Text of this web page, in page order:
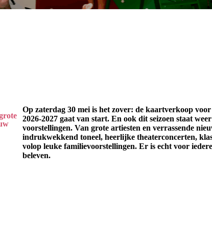
Op zaterdag 30 mei is het zover: de kaartverkoop voor
2026-2027 gaat van start. En ook dit seizoen staat
voorstellingen. Van grote artiesten en verrassende
indrukwekkend toneel, heerlijke theaterconcerten,
volop leuke familievoorstellingen. Er is echt voor
beleven.